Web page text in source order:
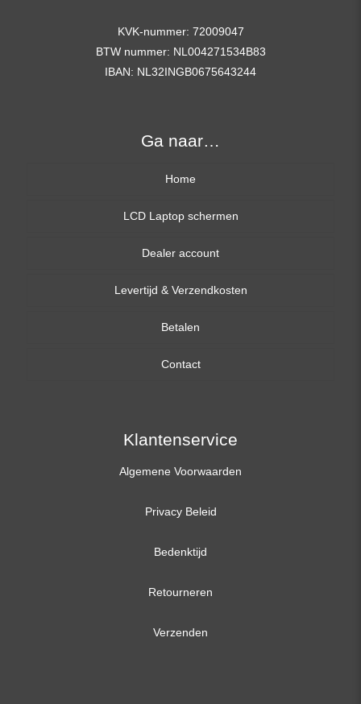
KVK-nummer: 72009047
BTW nummer: NL004271534B83
IBAN: NL32INGB0675643244
Ga naar…
Home
LCD Laptop schermen
13,3 inch
14,0 inch
15,6 inch
17,3 inch
Dealer account
Levertijd & Verzendkosten
Betalen
Contact
Klantenservice
Algemene Voorwaarden
Privacy Beleid
Bedenktijd
Retourneren
Verzenden